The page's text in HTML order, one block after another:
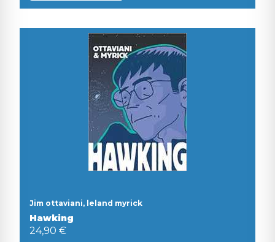
Jim ottaviani, leland myrick
Hawking
24,90 €